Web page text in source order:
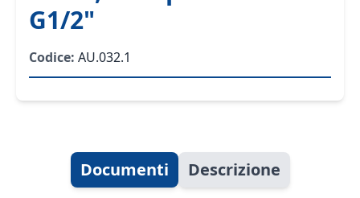
G1/2"
Codice: AU.032.1
Documenti Descrizione